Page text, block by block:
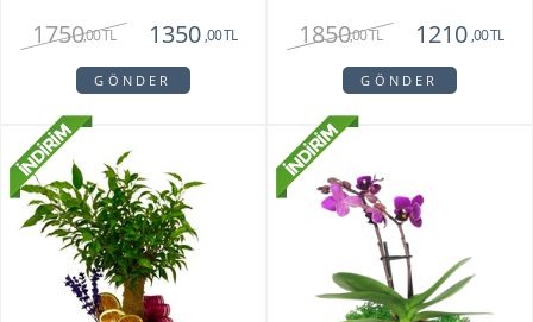
1750,00 TL 1350 ,00 TL
GÖNDER
1850,00 TL 1210 ,00 TL
GÖNDER